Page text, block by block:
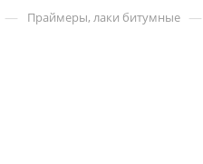
— Праймеры, лаки битумные —